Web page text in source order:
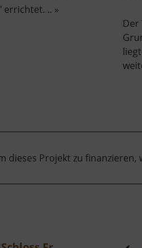
errichtet. .. »
Der
dieses Projekt zu